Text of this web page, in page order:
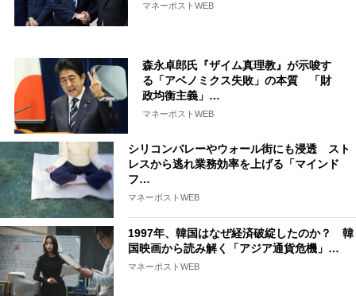
マネーポストWEB
森永卓郎氏『ザイム真理教』が示唆す
る「アベノミクス失敗」の本質 「財
政均衡主義」…
マネーポストWEB
シリコンバレーやウォール街にも浸透 スト
レスから逃れ業務効率を上げる「マインド
フ…
マネーポストWEB
1997年、韓国はなぜ経済破綻したのか？ 韓
国映画から読み解く「アジア通貨危機」…
マネーポストWEB